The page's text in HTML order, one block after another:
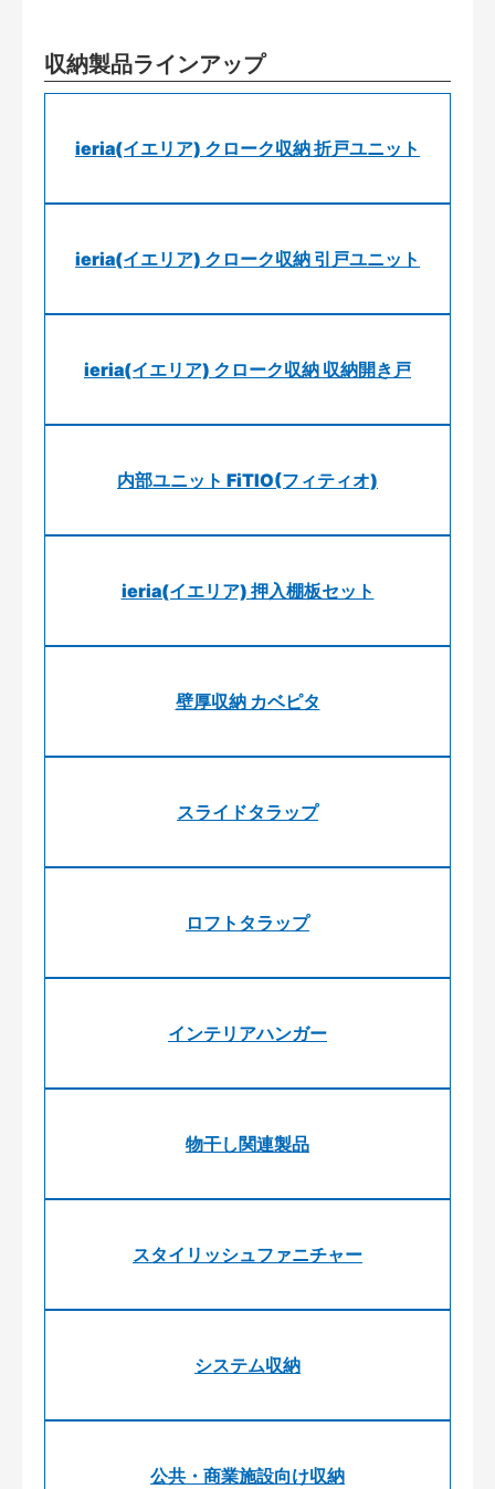
収納製品ラインアップ
ieria(イエリア) クローク収納 折戸ユニット
ieria(イエリア) クローク収納 引戸ユニット
ieria(イエリア) クローク収納 収納開き戸
内部ユニット FiTIO(フィティオ)
ieria(イエリア) 押入棚板セット
壁厚収納 カベピタ
スライドタラップ
ロフトタラップ
インテリアハンガー
物干し関連製品
スタイリッシュファニチャー
システム収納
公共・商業施設向け収納